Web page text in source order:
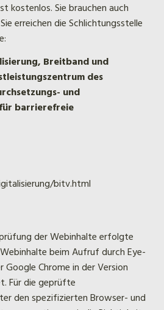
kostenlos. Sie brauchen auch
erreichen die Schlichtungsstelle
Breitband und
des
und
barrierefreie
bitv.html
der Webinhalte erfolgte
beim Aufruf durch Eye-
Chrome in der Version
Für die geprüfte
den spezifizierten Browser- und